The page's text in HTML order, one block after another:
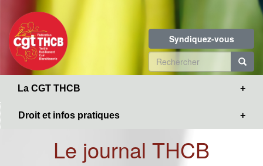
contenu
principal
Syndiquez-vous
Formulaire
de
La CGT THCB
Droit et infos pratiques
Le journal THCB